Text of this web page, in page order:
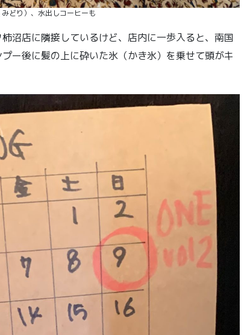
どり）、水出しコーヒーも
沼店に隣接しているけど、店内に一歩入ると、南国
ー後に髪の上に砕いた氷（かき氷）を乗せて頭がキ